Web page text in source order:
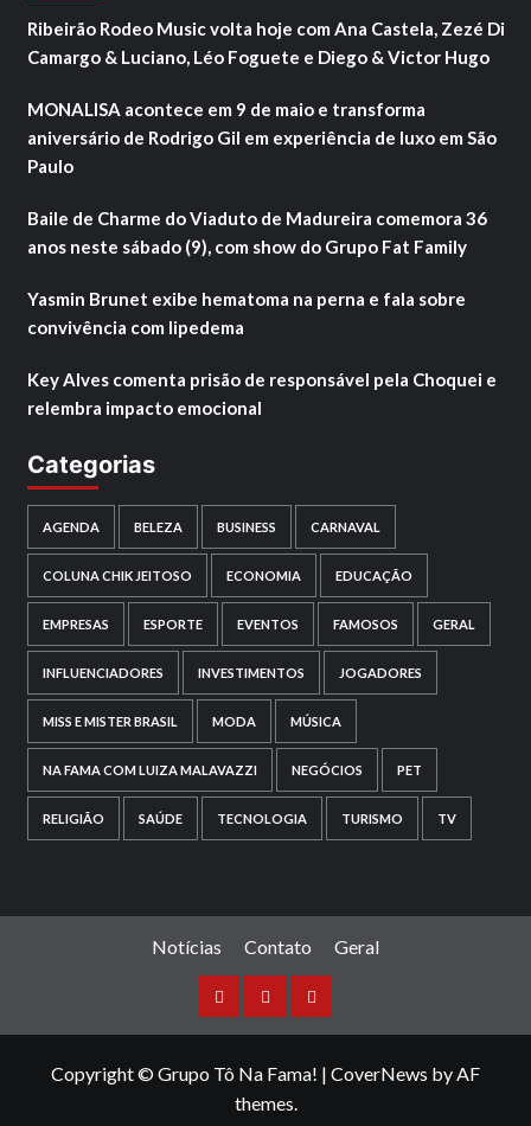
Ribeirão Rodeo Music volta hoje com Ana Castela, Zezé Di
Camargo & Luciano, Léo Foguete e Diego & Victor Hugo
MONALISA acontece em 9 de maio e transforma
aniversário de Rodrigo Gil em experiência de luxo em São
Paulo
Baile de Charme do Viaduto de Madureira comemora 36
anos neste sábado (9), com show do Grupo Fat Family
Yasmin Brunet exibe hematoma na perna e fala sobre
convivência com lipedema
Key Alves comenta prisão de responsável pela Choquei e
relembra impacto emocional
Categorias
AGENDA BELEZA BUSINESS CARNAVAL
COLUNA CHIK JEITOSO ECONOMIA EDUCAÇÃO
EMPRESAS ESPORTE EVENTOS FAMOSOS GERAL
INFLUENCIADORES INVESTIMENTOS JOGADORES
MISS E MISTER BRASIL MODA MÚSICA
NA FAMA COM LUIZA MALAVAZZI NEGÓCIOS PET
RELIGIÃO SAÚDE TECNOLOGIA TURISMO TV
Notícias Contato Geral
Copyright © Grupo Tô Na Fama! | CoverNews by AF
themes.